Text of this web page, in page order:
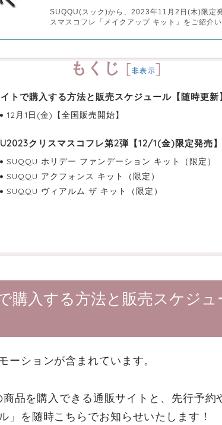
SUQQU(スック)から、2023年11月2日(木)限定
スマスコフレ「メイクアップ キット」をご紹介
もくじ [非表示]
トで購入する方法と販売スケジュール【随時更新
12月1日(金)【全国販売開始】
クリスマスコフレ第2弾【12/1(金)限定発売
SUQQU ホリデー ファンデーション キット（限定）
SUQQU アクフォンス キット（限定）
SUQQU ヴィアルム ザ キット（限定）
購入する方法と販売スケジュ
ーションが含まれています。
品を購入できる通販サイトと、先行予約
」を随時こちらでお知らせいたします！